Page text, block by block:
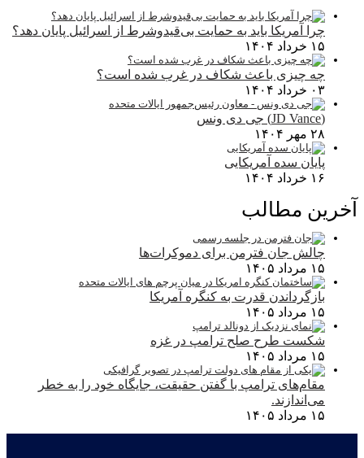
چرا آمریکا باید به حمایت بی‌قیدوشرط از اسرائیل پایان دهد؟
۱۵ خرداد ۱۴۰۴
چه چیزی باعث شکاف در غرب شده است؟
۰۳ خرداد ۱۴۰۴
(JD Vance) جی دی ونس
۲۸ مهر ۱۴۰۴
پایان سده آمریکایی
۱۶ خرداد ۱۴۰۴
آخرین مطالب
چالش جان فترمن برای دموکرات‌ها
۱۵ مرداد ۱۴۰۵
بازگرداندن قدرت به کنگره آمریکا
۱۵ مرداد ۱۴۰۵
شکست طرح صلح ترامپ در غزه
۱۵ مرداد ۱۴۰۵
مقام‌های ترامپ با گفتن حقیقت، جایگاه خود را به خطر
می‌اندازند.
۱۵ مرداد ۱۴۰۵